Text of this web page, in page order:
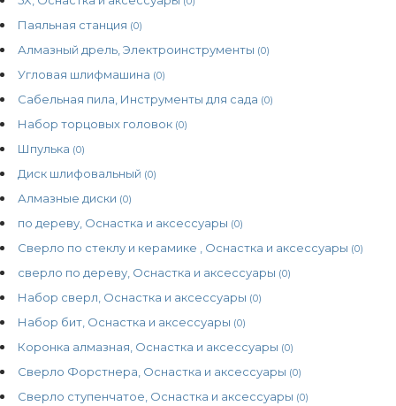
Паяльная станция (0)
Алмазный дрель, Электроинструменты (0)
Угловая шлифмашина (0)
Сабельная пила, Инструменты для сада (0)
Набор торцовых головок (0)
Шпулька (0)
Диск шлифовальный (0)
Алмазные диски (0)
по дереву, Оснастка и аксессуары (0)
Сверло по стеклу и керамике , Оснастка и аксессуары (0)
сверло по дереву, Оснастка и аксессуары (0)
Набор сверл, Оснастка и аксессуары (0)
Набор бит, Оснастка и аксессуары (0)
Коронка алмазная, Оснастка и аксессуары (0)
Сверло Форстнера, Оснастка и аксессуары (0)
Сверло ступенчатое, Оснастка и аксессуары (0)